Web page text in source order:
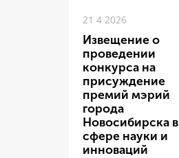
21 4 2026
Извещение о
проведении
конкурса на
присуждение
премий мэрий
города
Новосибирска в
сфере науки и
инноваций